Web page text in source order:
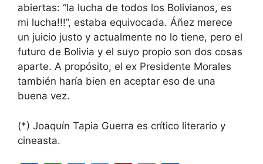
abiertas: “la lucha de todos los Bolivianos, es
mi lucha!!!”, estaba equivocada. Áñez merece
un juicio justo y actualmente no lo tiene, pero el
futuro de Bolivia y el suyo propio son dos cosas
aparte. A propósito, el ex Presidente Morales
también haría bien en aceptar eso de una
buena vez.
(*) Joaquín Tapia Guerra es crítico literario y
cineasta.